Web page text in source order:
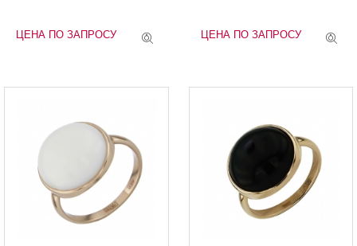
ЦЕНА ПО ЗАПРОСУ ЦЕНА ПО ЗАПРОСУ